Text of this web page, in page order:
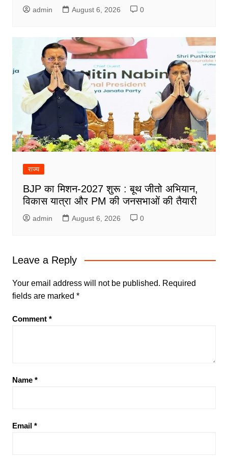
admin August 6, 2026 0
राज्य
BJP का मिशन-2027 शुरू : बूथ जीतो अभियान,
विकास यात्रा और PM की जनसभाओं की तैयारी
admin August 6, 2026 0
Leave a Reply
Your email address will not be published. Required
fields are marked *
Comment *
Name *
Email *